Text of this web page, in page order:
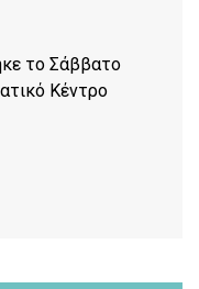
το Σάββατο
Κέντρο